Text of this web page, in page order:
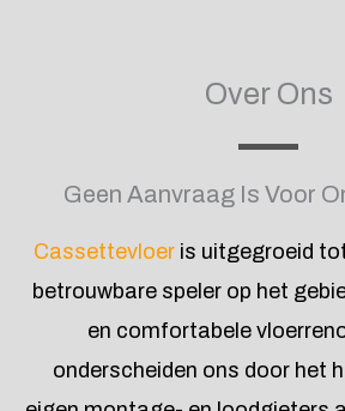
Over Ons
Geen Aanvraag Is Voor
Cassettevloeris uitgegroeid
betrouwbare speler op het
en comfortabele
onderscheiden ons door het